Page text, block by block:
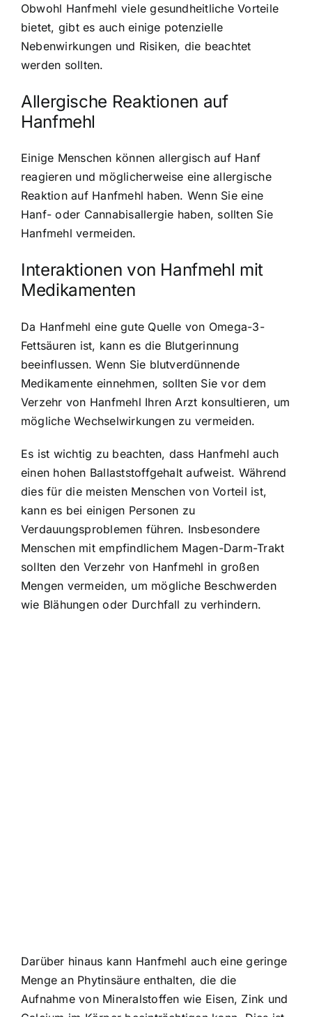
Obwohl Hanfmehl viele gesundheitliche Vorteile
bietet, gibt es auch einige potenzielle
Nebenwirkungen und Risiken, die beachtet
werden sollten.
Allergische Reaktionen auf
Hanfmehl
Einige Menschen können allergisch auf Hanf
reagieren und möglicherweise eine allergische
Reaktion auf Hanfmehl haben. Wenn Sie eine
Hanf- oder Cannabisallergie haben, sollten Sie
Hanfmehl vermeiden.
Interaktionen von Hanfmehl mit
Medikamenten
Da Hanfmehl eine gute Quelle von Omega-3-
Fettsäuren ist, kann es die Blutgerinnung
beeinflussen. Wenn Sie blutverdünnende
Medikamente einnehmen, sollten Sie vor dem
Verzehr von Hanfmehl Ihren Arzt konsultieren, um
mögliche Wechselwirkungen zu vermeiden.
Es ist wichtig zu beachten, dass Hanfmehl auch
einen hohen Ballaststoffgehalt aufweist. Während
dies für die meisten Menschen von Vorteil ist,
kann es bei einigen Personen zu
Verdauungsproblemen führen. Insbesondere
Menschen mit empfindlichem Magen-Darm-Trakt
sollten den Verzehr von Hanfmehl in großen
Mengen vermeiden, um mögliche Beschwerden
wie Blähungen oder Durchfall zu verhindern.
Darüber hinaus kann Hanfmehl auch eine geringe
Menge an Phytinsäure enthalten, die die
Aufnahme von Mineralstoffen wie Eisen, Zink und